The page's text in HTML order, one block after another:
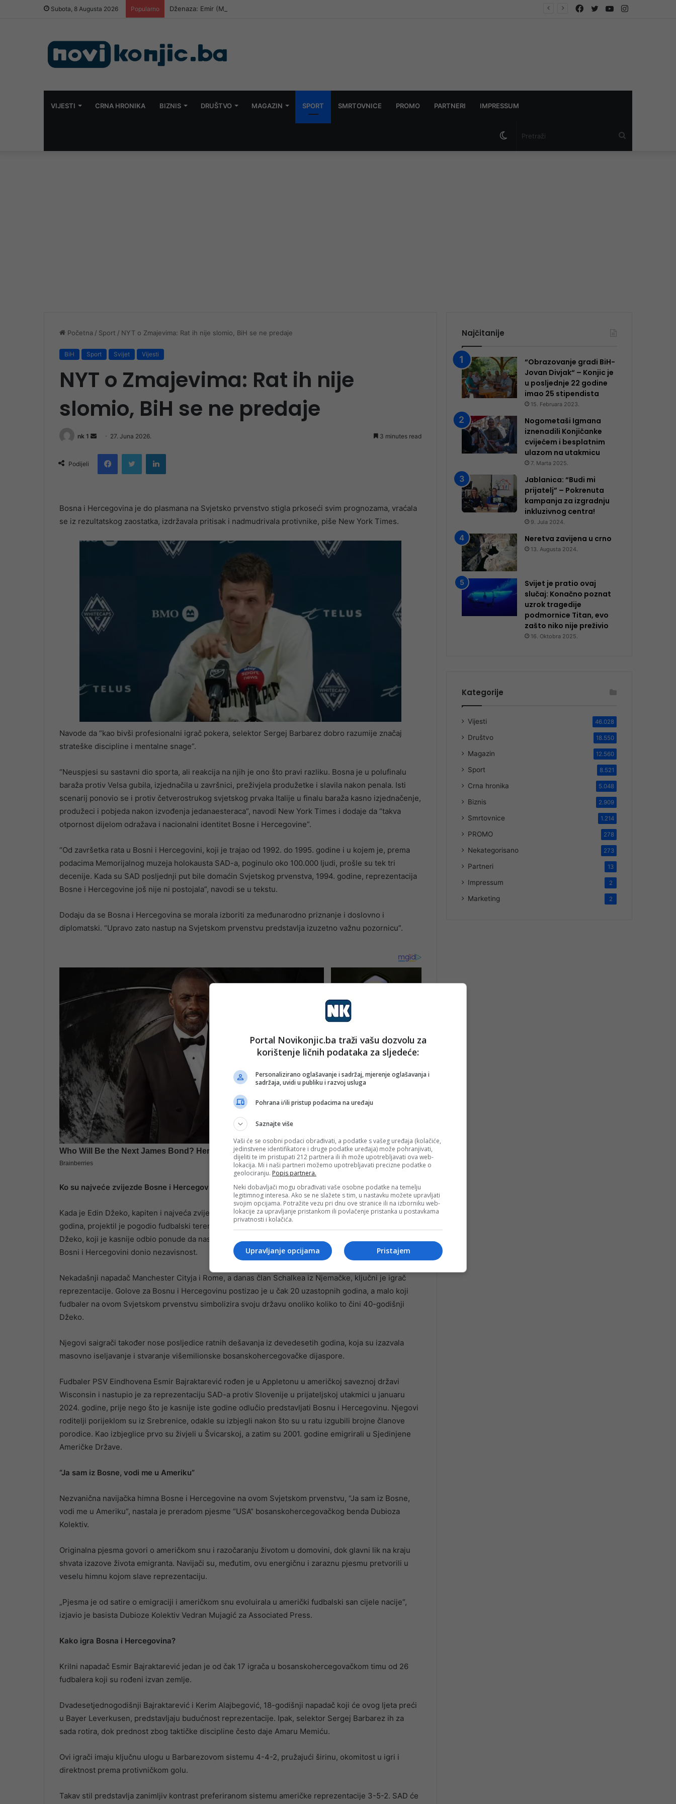
Subota, 8 Augusta 2026 Popularno Dženaza: Emir (Meho) Ramić Instagram
YouTube
Twitter
Facebook
VIJESTI CRNA HRONIKA BIZNIS DRUŠTVO MAGAZIN SPORT SMRTOVNICE PROMO PARTNERI IMPRESSUM
Switch
Početna / Sport / NYT o Zmajevima: Rat ih nije slomio, BiH se ne predaje
BiH Sport Svijet Vijesti
NYT o Zmajevima: Rat ih nije
slomio, BiH se ne predaje
nk 1
Send
email
27. Juna 2026. 3 minutes read
Podijeli
FacebookTwitter LinkedIn
Bosna i Hercegovina je do plasmana na Svjetsko prvenstvo stigla prkoseći svim prognozama, vraćala
se iz rezultatskog zaostatka, izdržavala pritisak i nadmudrivala protivnike, piše New York Times.
Navode da “kao bivši profesionalni igrač pokera, selektor Sergej Barbarez dobro razumije značaj
strateške discipline i mentalne snage”.
“Neuspjesi su sastavni dio sporta, ali reakcija na njih je ono što pravi razliku. Bosna je u polufinalu
baraža protiv Velsa gubila, izjednačila u završnici, preživjela produžetke i slavila nakon penala. Isti
scenarij ponovio se i protiv četverostrukog svjetskog prvaka Italije u finalu baraža kasno izjednačenje,
produžeci i pobjeda nakon izvođenja jedanaesteraca”, navodi New York Times i dodaje da “takva
otpornost dijelom odražava i nacionalni identitet Bosne i Hercegovine”.
“Od završetka rata u Bosni i Hercegovini, koji je trajao od 1992. do 1995. godine i u kojem je, prema
podacima Memorijalnog muzeja holokausta SAD-a, poginulo oko 100.000 ljudi, prošle su tek tri
decenije. Kada su SAD posljednji put bile domaćin Svjetskog prvenstva, 1994. godine, reprezentacija
Bosne i Hercegovine još nije ni postojala”, navodi se u tekstu.
Dodaju da se Bosna i Hercegovina se morala izboriti za međunarodno priznanje i doslovno i
diplomatski. “Upravo zato nastup na Svjetskom prvenstvu predstavlja izuzetno važnu pozornicu”.
Ko su najveće zvijezde Bosne i Hercegovine?
Kada je Edin Džeko, kapiten i najveća zvijezda reprezentacije Bosne i Hercegovine, imao osam
godina, projektil je pogodio fudbalski teren u njegovom sarajevskom naselju i usmrtio nekoliko djece.
Džeko, koji je kasnije odbio ponude da nastupa za Češku i Njemačku, odrastao je tokom rata koji je
Bosni i Hercegovini donio nezavisnost.
Nekadašnji napadač Manchester Cityja i Rome, a danas član Schalkea iz Njemačke, ključni je igrač
reprezentacije. Golove za Bosnu i Hercegovinu postizao je u čak 20 uzastopnih godina, a malo koji
fudbaler na ovom Svjetskom prvenstvu simbolizira svoju državu onoliko koliko to čini 40-godišnji
Džeko.
Njegovi saigrači također nose posljedice ratnih dešavanja iz devedesetih godina, koja su izazvala
masovno iseljavanje i stvaranje višemilionske bosanskohercegovačke dijaspore.
Fudbaler PSV Eindhovena Esmir Bajraktarević rođen je u Appletonu u američkoj saveznoj državi
Wisconsin i nastupio je za reprezentaciju SAD-a protiv Slovenije u prijateljskoj utakmici u januaru
2024. godine, prije nego što je kasnije iste godine odlučio predstavljati Bosnu i Hercegovinu. Njegovi
roditelji porijeklom su iz Srebrenice, odakle su izbjegli nakon što su u ratu izgubili brojne članove
porodice. Kao izbjeglice prvo su živjeli u Švicarskoj, a zatim su 2001. godine emigrirali u Sjedinjene
Američke Države.
“Ja sam iz Bosne, vodi me u Ameriku”
Nezvanična navijačka himna Bosne i Hercegovine na ovom Svjetskom prvenstvu, “Ja sam iz Bosne,
vodi me u Ameriku”, nastala je preradom pjesme “USA” bosanskohercegovačkog benda Dubioza
Kolektiv.
Originalna pjesma govori o američkom snu i razočaranju životom u domovini, dok glavni lik na kraju
shvata izazove života emigranta. Navijači su, međutim, ovu energičnu i zaraznu pjesmu pretvorili u
veselu himnu kojom slave reprezentaciju.
„Pjesma je od satire o emigraciji i američkom snu evoluirala u američki fudbalski san cijele nacije“,
izjavio je basista Dubioze Kolektiv Vedran Mujagić za Associated Press.
Kako igra Bosna i Hercegovina?
Krilni napadač Esmir Bajraktarević jedan je od čak 17 igrača u bosanskohercegovačkom timu od 26
fudbalera koji su rođeni izvan zemlje.
Dvadesetjednogodišnji Bajraktarević i Kerim Alajbegović, 18-godišnji napadač koji će ovog ljeta preći
u Bayer Leverkusen, predstavljaju budućnost reprezentacije. Ipak, selektor Sergej Barbarez ih za
sada rotira, dok prednost zbog taktičke discipline često daje Amaru Memiću.
Ovi igrači imaju ključnu ulogu u Barbarezovom sistemu 4-4-2, pružajući širinu, okomitost u igri i
direktnost prema protivničkom golu.
Takav stil predstavlja zanimljiv kontrast preferiranom sistemu američke reprezentacije 3-5-2. SAD će
Najčitanije
“Obrazovanje gradi BiH-
Jovan Divjak“ – Konjic je
u posljednje 22 godine
imao 25 ​​stipendista
15. Februara 2023.
Nogometaši Igmana
iznenadili Konjičanke
cvijećem i besplatnim
ulazom na utakmicu
7. Marta 2025.
Jablanica: “Budi mi
prijatelj” – Pokrenuta
kampanja za izgradnju
inkluzivnog centra!
9. Jula 2024.
Neretva zavijena u crno
13. Augusta 2024.
Svijet je pratio ovaj
slučaj: Konačno poznat
uzrok tragedije
podmornice Titan, evo
zašto niko nije preživio
16. Oktobra 2025.
Kategorije
Vijesti 46.028
Društvo 18.550
Magazin 12.560
Sport 8.521
Crna hronika 5.048
Biznis 2.909
Smrtovnice 1.214
PROMO 278
Nekategorisano 273
Partneri 13
Impressum 2
Marketing 2
Portal Novikonjic.ba traži vašu dozvolu za
korištenje ličnih podataka za sljedeće:
Personalizirano oglašavanje i sadržaj, mjerenje oglašavanja i
sadržaja, uvidi u publiku i razvoj usluga
Pohrana i/ili pristup podacima na uređaju
Saznajte više
Vaši će se osobni podaci obrađivati, a podatke s vašeg uređaja (kolačiće,
jedinstvene identifikatore i druge podatke uređaja) može pohranjivati,
dijeliti te im pristupati 212 partnera ili ih može upotrebljavati ova web-
lokacija. Mi i naši partneri možemo upotrebljavati precizne podatke o
geolociranju. Popis partnera.
Neki dobavljači mogu obrađivati vaše osobne podatke na temelju
legitimnog interesa. Ako se ne slažete s tim, u nastavku možete upravljati
svojim opcijama. Potražite vezu pri dnu ove stranice ili na izborniku web-
lokacije za upravljanje pristankom ili povlačenje pristanka u postavkama
privatnosti i kolačića.
Pristajem
Upravljanje opcijama